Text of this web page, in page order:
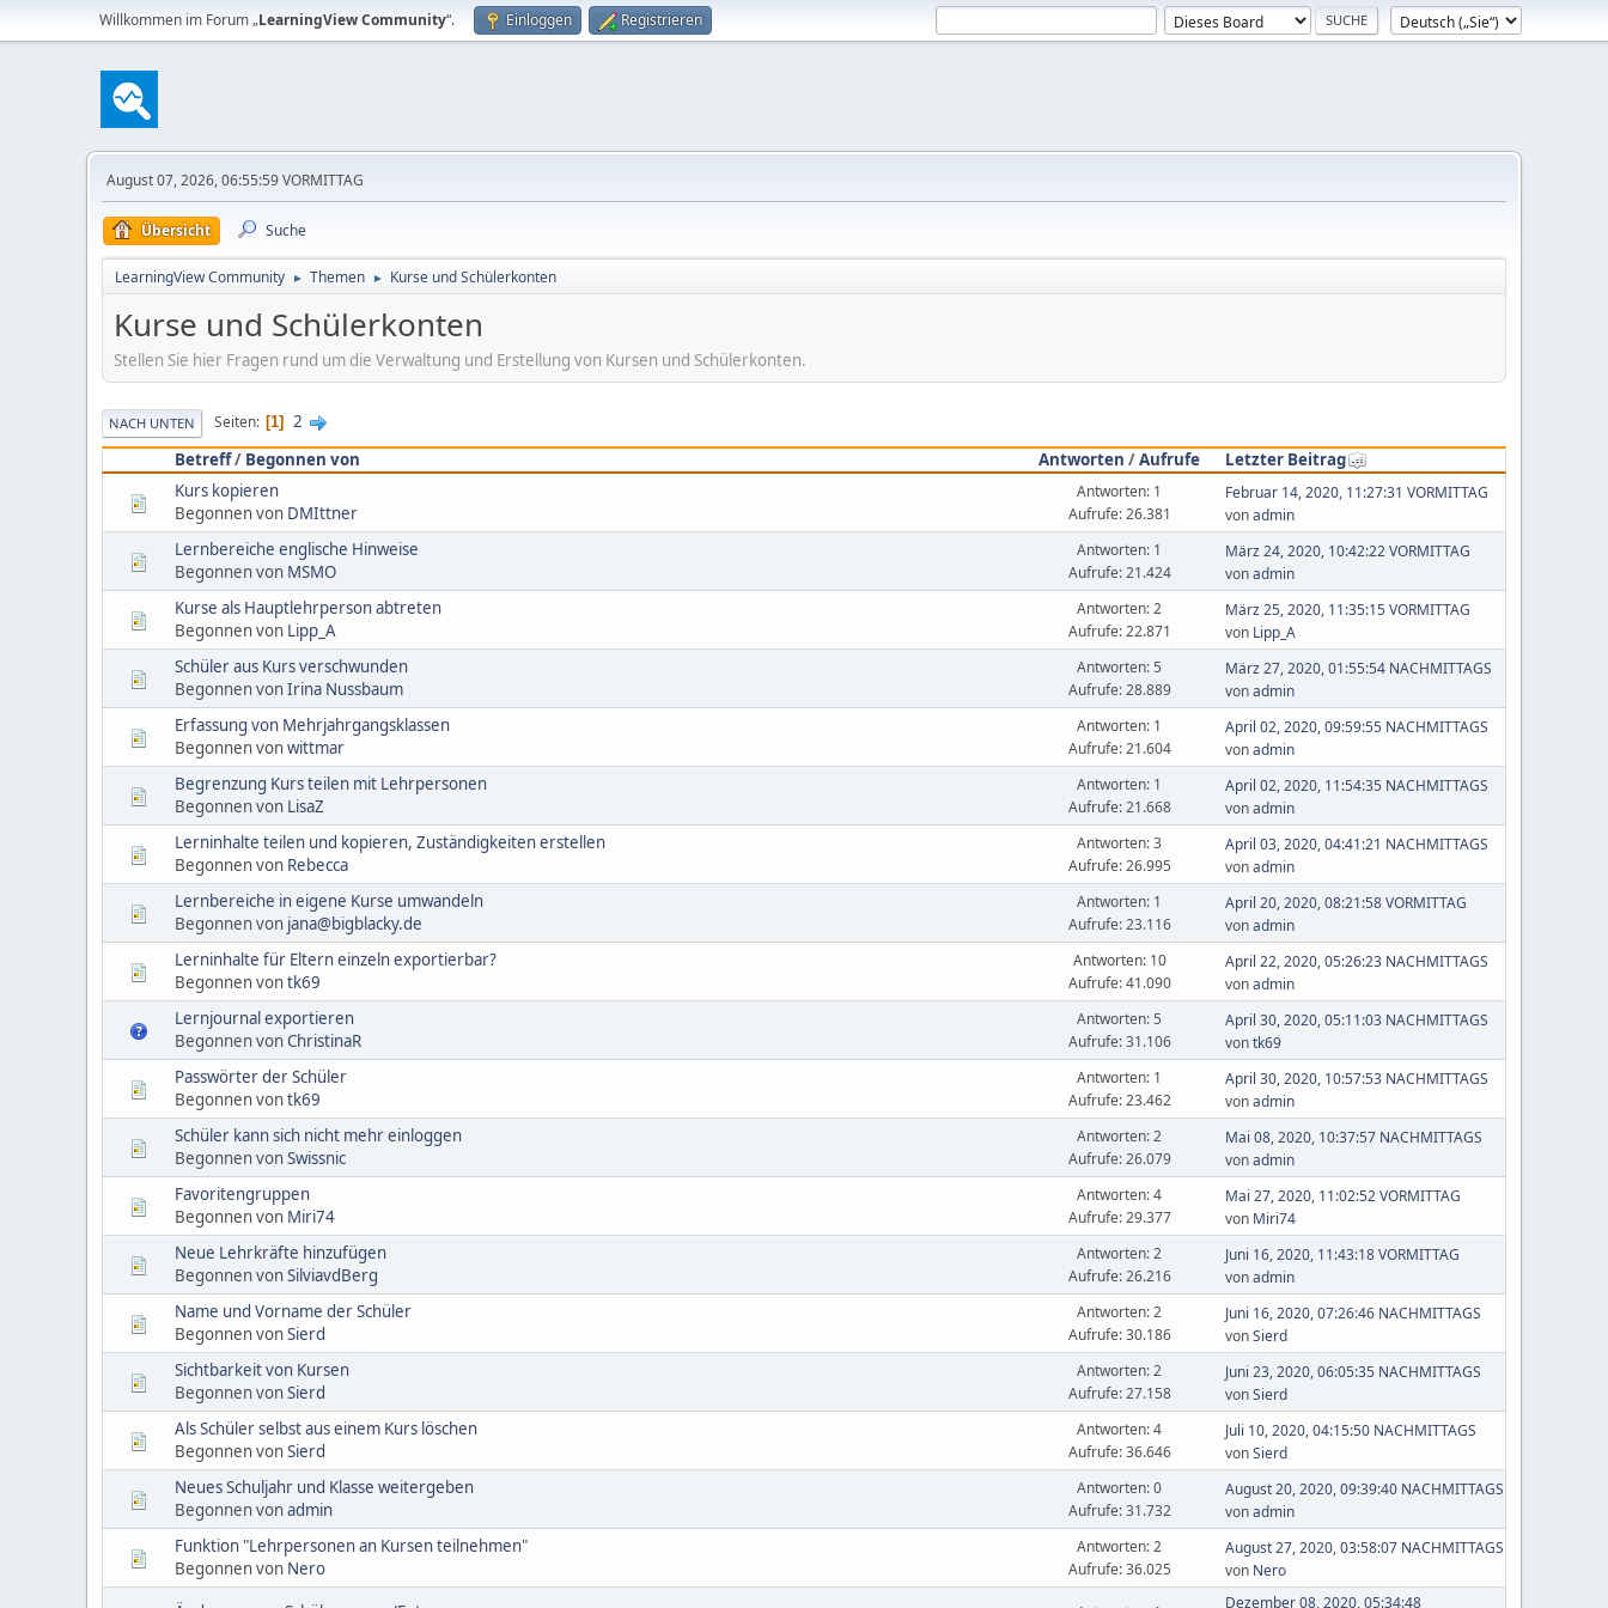
Willkommen im Forum „LearningView Community“. Einloggen Registrieren
August 07, 2026, 06:55:59 VORMITTAG
Übersicht Suche
LearningView Community ► Themen ► Kurse und Schülerkonten
Kurse und Schülerkonten
Stellen Sie hier Fragen rund um die Verwaltung und Erstellung von Kursen und Schülerkonten.
NACH UNTEN Seiten 1
2
Betreff/ Begonnen von Antworten /Aufrufe
Letzter Beitrag
Kurs kopieren
Begonnen von DMIttner
Antworten: 1
Aufrufe: 26.381
Februar 14, 2020, 11:27:31 VORMITTAG
vonadmin
Lernbereiche englische Hinweise
Begonnen von MSMO
Antworten: 1
Aufrufe: 21.424
März 24, 2020, 10:42:22 VORMITTAG
vonadmin
Kurse als Hauptlehrperson abtreten
Begonnen von Lipp_A
Antworten: 2
Aufrufe: 22.871
März 25, 2020, 11:35:15 VORMITTAG
von Lipp_A
Schüler aus Kurs verschwunden
Begonnen vonIrina Nussbaum
Antworten: 5
Aufrufe: 28.889
März 27, 2020, 01:55:54 NACHMITTAGS
vonadmin
Erfassung von Mehrjahrgangsklassen
Begonnen vonwittmar
Antworten: 1
Aufrufe: 21.604
April 02, 2020, 09:59:55 NACHMITTAGS
vonadmin
Begrenzung Kurs teilen mit Lehrpersonen
Begonnen von LisaZ
Antworten: 1
Aufrufe: 21.668
April 02, 2020, 11:54:35 NACHMITTAGS
vonadmin
Lerninhalte teilen und kopieren, Zuständigkeiten erstellen
Begonnen von Rebecca
Antworten: 3
Aufrufe: 26.995
April 03, 2020, 04:41:21 NACHMITTAGS
vonadmin
Lernbereiche in eigene Kurse umwandeln
Begonnen von jana@bigblacky.de
Antworten: 1
Aufrufe: 23.116
April 20, 2020, 08:21:58 VORMITTAG
vonadmin
Lerninhalte für Eltern einzeln exportierbar?
Begonnen vontk69
Antworten: 10
Aufrufe: 41.090
April 22, 2020, 05:26:23 NACHMITTAGS
vonadmin
Lernjournal exportieren
Begonnen vonChristinaR
Antworten: 5
Aufrufe: 31.106
April 30, 2020, 05:11:03 NACHMITTAGS
vontk69
Passwörter der Schüler
Begonnen vontk69
Antworten: 1
Aufrufe: 23.462
April 30, 2020, 10:57:53 NACHMITTAGS
vonadmin
Schüler kann sich nicht mehr einloggen
Begonnen vonSwissnic
Antworten: 2
Aufrufe: 26.079
Mai 08, 2020, 10:37:57 NACHMITTAGS
vonadmin
Favoritengruppen
Begonnen von Miri74
Antworten: 4
Aufrufe: 29.377
Mai 27, 2020, 11:02:52 VORMITTAG
von Miri74
Neue Lehrkräfte hinzufügen
Begonnen vonSilviavdBerg
Antworten: 2
Aufrufe: 26.216
Juni 16, 2020, 11:43:18 VORMITTAG
vonadmin
Name und Vorname der Schüler
Begonnen vonSierd
Antworten: 2
Aufrufe: 30.186
Juni 16, 2020, 07:26:46 NACHMITTAGS
vonSierd
Sichtbarkeit von Kursen
Begonnen vonSierd
Antworten: 2
Aufrufe: 27.158
Juni 23, 2020, 06:05:35 NACHMITTAGS
vonSierd
Als Schüler selbst aus einem Kurs löschen
Begonnen vonSierd
Antworten: 4
Aufrufe: 36.646
Juli 10, 2020, 04:15:50 NACHMITTAGS
vonSierd
Neues Schuljahr und Klasse weitergeben
Begonnen vonadmin
Antworten: 0
Aufrufe: 31.732
August 20, 2020, 09:39:40 NACHMITTAGS
vonadmin
Funktion "Lehrpersonen an Kursen teilnehmen"
Begonnen von Nero
Antworten: 2
Aufrufe: 36.025
August 27, 2020, 03:58:07 NACHMITTAGS
von Nero
Dezember 08, 2020, 05:34:48